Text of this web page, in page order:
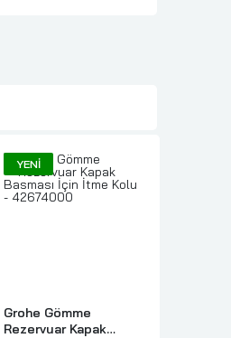
YENI
Grohe Gömme
Rezervuar Kapak